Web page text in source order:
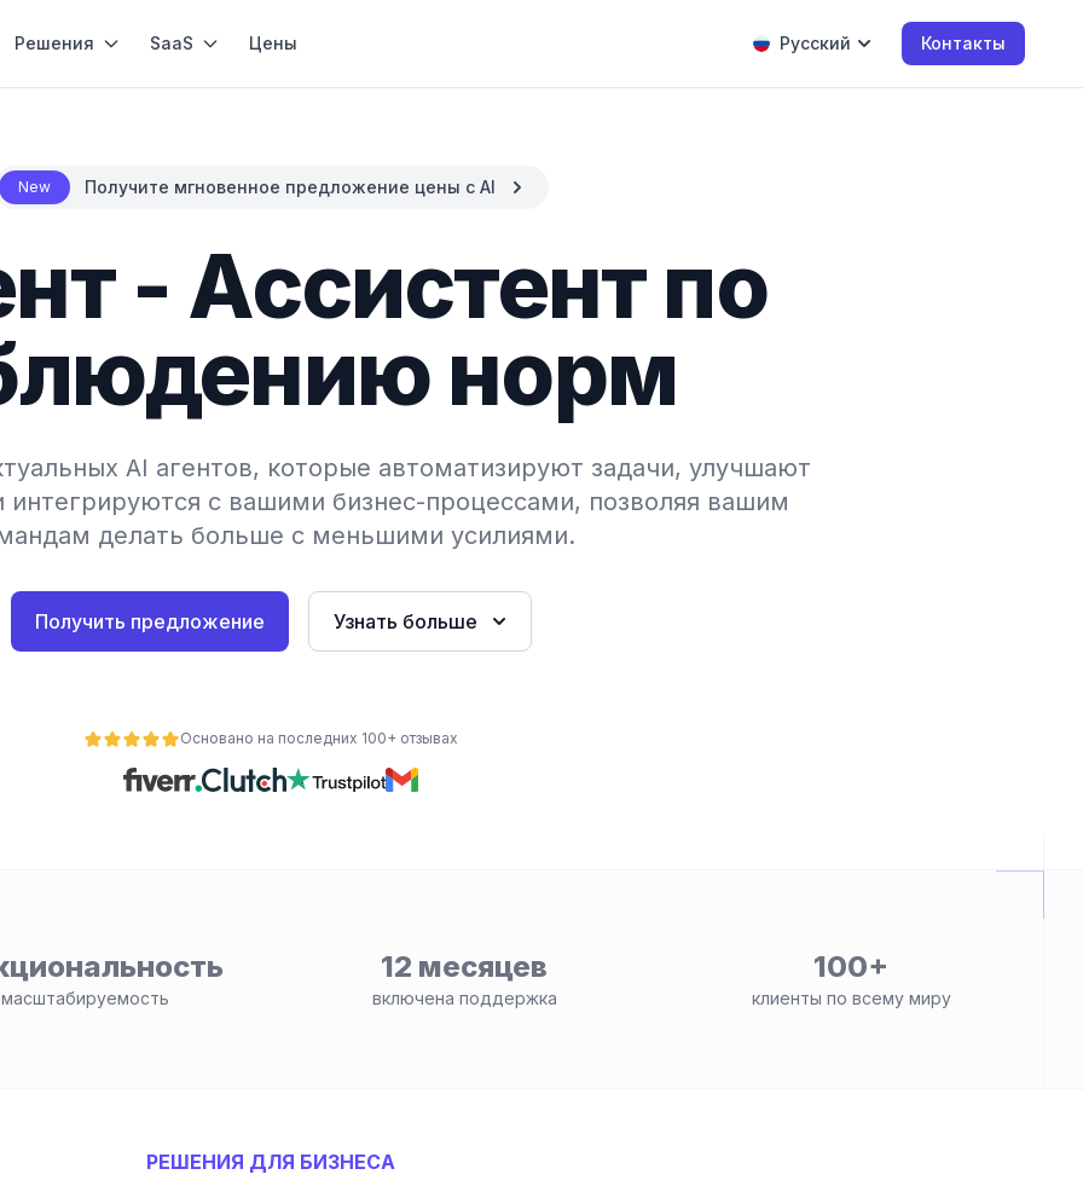
Решения SaaS Цены Русский Контакты
New Получите мгновенное предложение цены с AI
- Ассистент по
норм
AI агентов, которые автоматизируют задачи, улучшают
интегрируются с вашими бизнес-процессами, позволяя вашим
делать больше с меньшими усилиями.
Получить предложение Узнать больше
Основано на последних 100+ отзывах
12 месяцев
включена поддержка
100+
клиенты по всему миру
РЕШЕНИЯ ДЛЯ БИЗНЕСА